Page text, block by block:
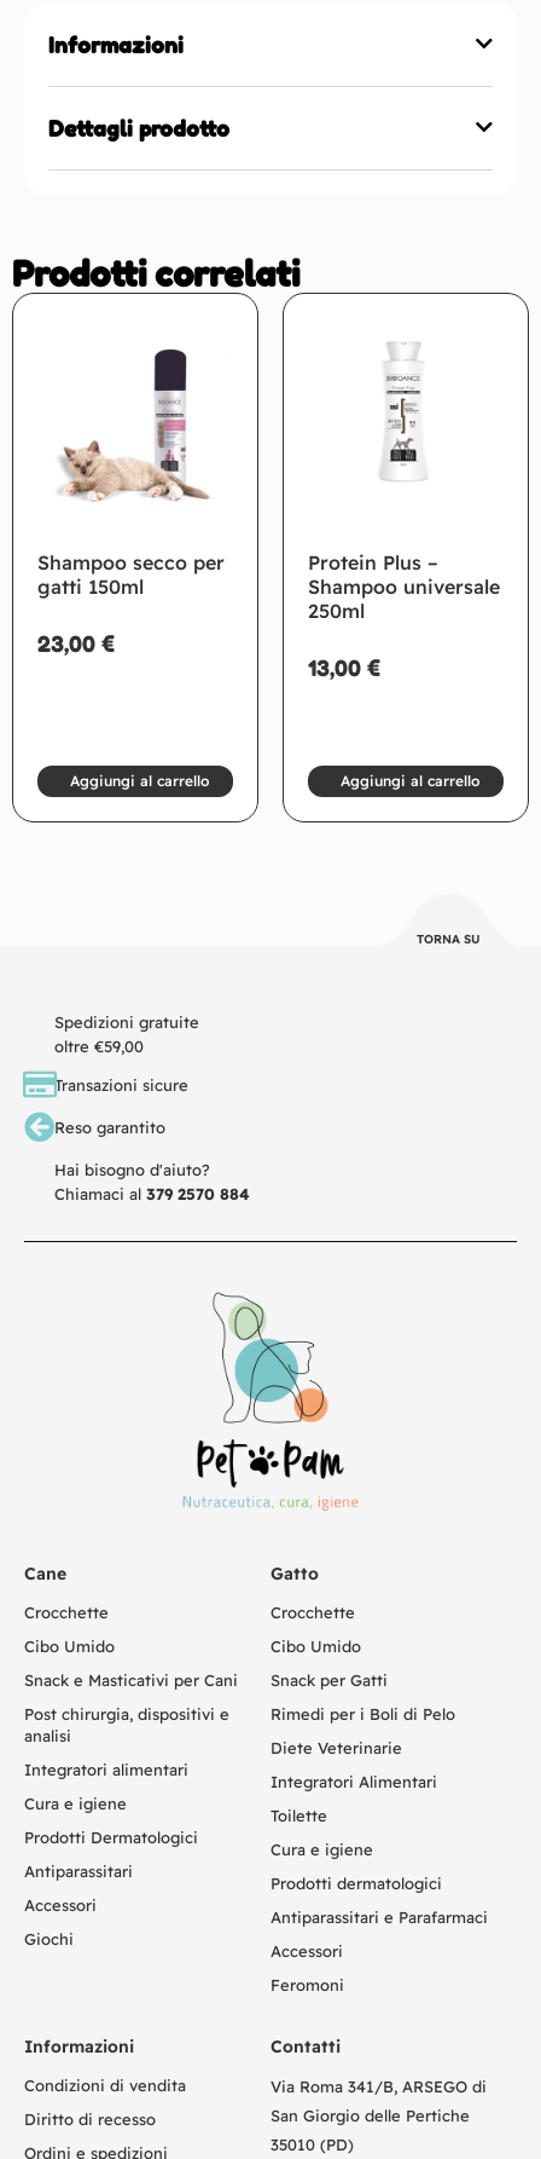
Informazioni
Dettagli prodotto
Prodotti correlati
Shampoo secco per
gatti 150ml
23,00 €
Aggiungi al carrello
Protein Plus –
Shampoo universale
250ml
13,00 €
Aggiungi al carrello
TORNA SU
Spedizioni gratuite
oltre €59,00
Transazioni sicure
Reso garantito
Hai bisogno d'aiuto?
Chiamaci al 379 2570 884
Cane
Crocchette
Cibo Umido
Snack e Masticativi per Cani
Post chirurgia, dispositivi e
analisi
Integratori alimentari
Cura e igiene
Prodotti Dermatologici
Antiparassitari
Accessori
Giochi
Gatto
Crocchette
Cibo Umido
Snack per Gatti
Rimedi per i Boli di Pelo
Diete Veterinarie
Integratori Alimentari
Toilette
Cura e igiene
Prodotti dermatologici
Antiparassitari e Parafarmaci
Accessori
Feromoni
Informazioni
Condizioni di vendita
Diritto di recesso
Ordini e spedizioni
Contatti
Via Roma 341/B, ARSEGO di
San Giorgio delle Pertiche
35010 (PD)